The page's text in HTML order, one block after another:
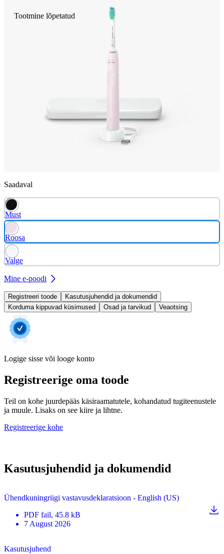
Tootmine lõpetatud
Saadaval
Must
Roosa
Valge
Mine e-poodi
Registreeri toode
Kasutusjuhendid ja dokumendid
Korduma kippuvad küsimused
Osad ja tarvikud Veaotsing
Logige sisse või looge konto
Registreerige oma toode
Teil on kohe juurdepääs käsiraamatutele, kohandatud tugiteenustele
ja muule. Lisaks on see kiire ja lihtne.
Registreerige kohe
Kasutusjuhendid ja dokumendid
Ühendkuningriigi vastavusdeklaratsioon - English (US)
PDF fail, 45.8 kB
7 August 2026
Kasutusjuhend